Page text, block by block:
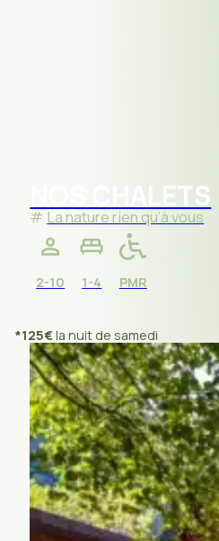
NOS CHALETS
La nature rien qu’à vous
2-10 1-4 PMR
*125€la nuit de samedi